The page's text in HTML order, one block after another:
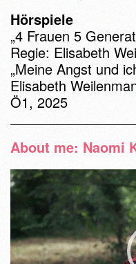
Hörspiele
„4 Frauen 5
Regie: Elisabeth
„Meine Angst und
Elisabeth
Ö1, 2025
About me: Naomi
Video-
Player